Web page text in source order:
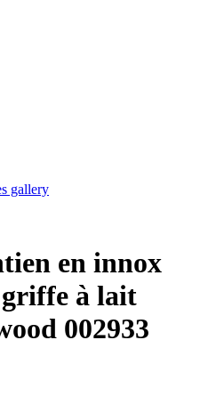
gallery
en innox
à lait
002933